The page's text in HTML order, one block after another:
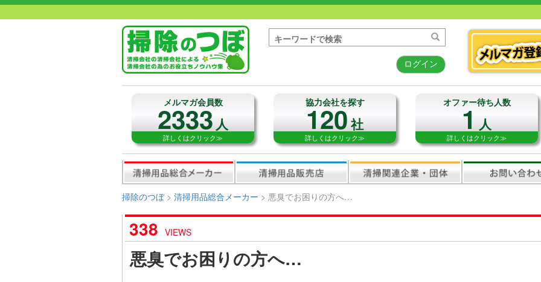
ログイン
メルマガ会員数
2333人
詳しくはクリック≫
協力会社を探す
120社
詳しくはクリック≫
オファー待ち人数
1人
詳しくはクリック≫
掃除のつぼ> 清掃用品総合メーカー > 悪臭でお困りの方へ…
338 VIEWS
悪臭でお困りの方へ…